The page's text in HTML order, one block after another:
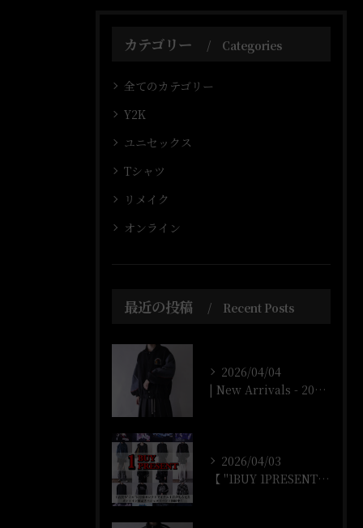
カテゴリー Categories
全てのカテゴリー
Y2K
ユニセックス
Tシャツ
リメイク
オンライン
最近の投稿 Recent Posts
2026/04/04
| New Arrivals - 2026/4/4 |
2026/04/03
【 "1BUY 1PRESENT" オンラインストア開催‼️...